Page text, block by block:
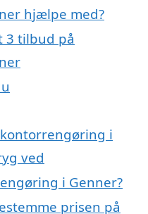
hjælpe med?
3 tilbud på
i
ved
i Genner?
prisen på